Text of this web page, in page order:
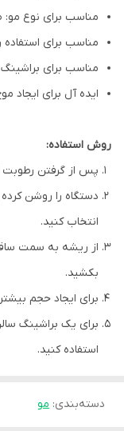
مناسب برای نوع مو:
مناسب برای استفاده
مناسب برای
ایده آل برای
روش استفاده:
پس از گرفتن رطوبت
دستگاه را روشن
انتخاب کنید.
از ریشه به سمت
بکشید.
برای ایجاد حجم
برای یک براشینگ
استفاده کنید.
دسته‌بندی: مو